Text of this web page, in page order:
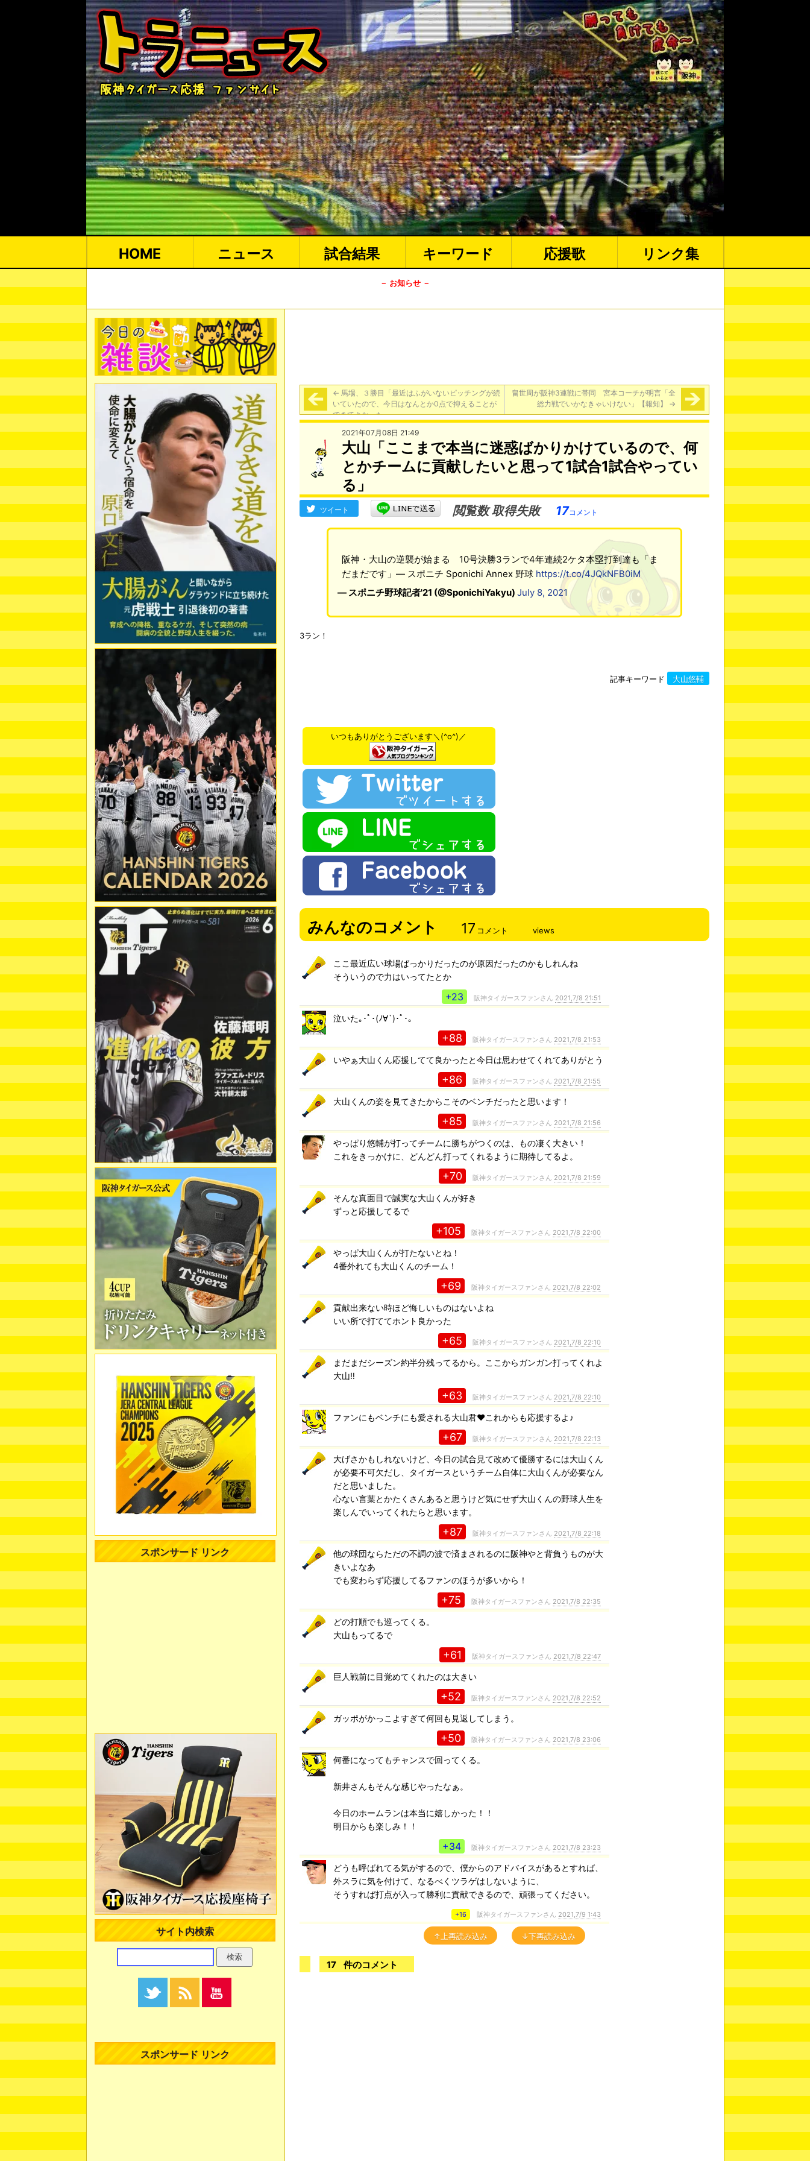
HOME ニュース 試合結果 キーワード 応援歌 リンク集
－ お知らせ －
← 馬場、３勝目「最近はふがいないピッチングが続
いていたので、今日はなんとか0点で抑えることが
できてよかった」
畠世周が阪神3連戦に帯同 宮本コーチが明言「全
総力戦でいかなきゃいけない」【報知】 →
2021年07月08日 21:49
大山「ここまで本当に迷惑ばかりかけているので、何
とかチームに貢献したいと思って1試合1試合やってい
る」
ツイート 閲覧数 取得失敗 17コメント
阪神・大山の逆襲が始まる 10号決勝3ランで4年連続2ケタ本塁打到達も「ま
だまだです」― スポニチ Sponichi Annex 野球 https://t.co/4JQkNFB0iM
— スポニチ野球記者'21 (@SponichiYakyu) July 8, 2021
3ラン！
記事キーワード 大山悠輔
いつもありがとうございます＼(^o^)／
みんなのコメント 17 コメント views
ここ最近広い球場ばっかりだったのが原因だったのかもしれんね
そういうので力はいってたとか
+23 阪神タイガースファンさん 2021,7/8 21:51
泣いた｡･ﾟ･(ﾉ∀`)･ﾟ･｡
+88 阪神タイガースファンさん 2021,7/8 21:53
いやぁ大山くん応援してて良かったと今日は思わせてくれてありがとう
+86 阪神タイガースファンさん 2021,7/8 21:55
大山くんの姿を見てきたからこそのベンチだったと思います！
+85 阪神タイガースファンさん 2021,7/8 21:56
やっぱり悠輔が打ってチームに勝ちがつくのは、もの凄く大きい！
これをきっかけに、どんどん打ってくれるように期待してるよ。
+70 阪神タイガースファンさん 2021,7/8 21:59
そんな真面目で誠実な大山くんが好き
ずっと応援してるで
+105 阪神タイガースファンさん 2021,7/8 22:00
やっぱ大山くんが打たないとね！
4番外れても大山くんのチーム！
+69 阪神タイガースファンさん 2021,7/8 22:02
貢献出来ない時ほど悔しいものはないよね
いい所で打ててホント良かった
+65 阪神タイガースファンさん 2021,7/8 22:10
まだまだシーズン約半分残ってるから。ここからガンガン打ってくれよ
大山‼️
+63 阪神タイガースファンさん 2021,7/8 22:10
ファンにもベンチにも愛される大山君❤️これからも応援するよ♪
+67 阪神タイガースファンさん 2021,7/8 22:13
大げさかもしれないけど、今日の試合見て改めて優勝するには大山くん
が必要不可欠だし、タイガースというチーム自体に大山くんが必要なん
だと思いました。
心ない言葉とかたくさんあると思うけど気にせず大山くんの野球人生を
楽しんでいってくれたらと思います。
+87 阪神タイガースファンさん 2021,7/8 22:18
他の球団ならただの不調の波で済まされるのに阪神やと背負うものが大
きいよなあ
でも変わらず応援してるファンのほうが多いから！
+75 阪神タイガースファンさん 2021,7/8 22:35
どの打順でも巡ってくる。
大山もってるで
+61 阪神タイガースファンさん 2021,7/8 22:47
巨人戦前に目覚めてくれたのは大きい
+52 阪神タイガースファンさん 2021,7/8 22:52
ガッポがかっこよすぎて何回も見返してしまう。
+50 阪神タイガースファンさん 2021,7/8 23:06
何番になってもチャンスで回ってくる。
新井さんもそんな感じやったなぁ。
今日のホームランは本当に嬉しかった！！
明日からも楽しみ！！
+34 阪神タイガースファンさん 2021,7/8 23:23
どうも呼ばれてる気がするので、僕からのアドバイスがあるとすれば、
外スラに気を付けて、なるべくツラゲはしないように、
そうすれば打点が入って勝利に貢献できるので、頑張ってください。
+16 阪神タイガースファンさん 2021,7/9 1:43
↑上再読み込み ↓下再読み込み
17 件のコメント
スポンサード リンク
サイト内検索
スポンサード リンク